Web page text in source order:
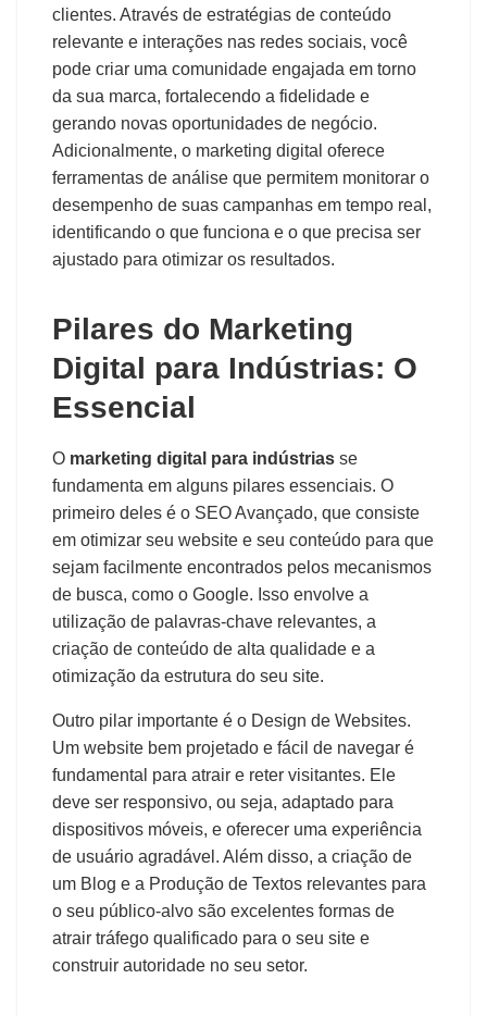
clientes. Através de estratégias de conteúdo
relevante e interações nas redes sociais, você
pode criar uma comunidade engajada em torno
da sua marca, fortalecendo a fidelidade e
gerando novas oportunidades de negócio.
Adicionalmente, o marketing digital oferece
ferramentas de análise que permitem monitorar o
desempenho de suas campanhas em tempo real,
identificando o que funciona e o que precisa ser
ajustado para otimizar os resultados.
Pilares do Marketing
Digital para Indústrias: O
Essencial
O marketing digital para indústrias se
fundamenta em alguns pilares essenciais. O
primeiro deles é o SEO Avançado, que consiste
em otimizar seu website e seu conteúdo para que
sejam facilmente encontrados pelos mecanismos
de busca, como o Google. Isso envolve a
utilização de palavras-chave relevantes, a
criação de conteúdo de alta qualidade e a
otimização da estrutura do seu site.
Outro pilar importante é o Design de Websites.
Um website bem projetado e fácil de navegar é
fundamental para atrair e reter visitantes. Ele
deve ser responsivo, ou seja, adaptado para
dispositivos móveis, e oferecer uma experiência
de usuário agradável. Além disso, a criação de
um Blog e a Produção de Textos relevantes para
o seu público-alvo são excelentes formas de
atrair tráfego qualificado para o seu site e
construir autoridade no seu setor.